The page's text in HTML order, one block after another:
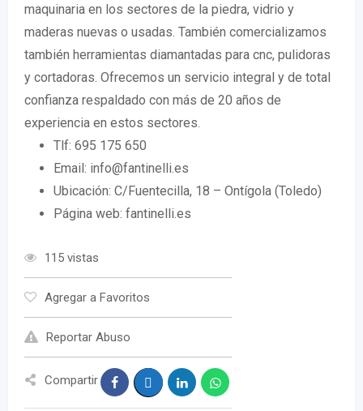
maquinaria en los sectores de la piedra, vidrio y
maderas nuevas o usadas. También comercializamos
también herramientas diamantadas para cnc, pulidoras
y cortadoras. Ofrecemos un servicio integral y de total
confianza respaldado con más de 20 años de
experiencia en estos sectores.
Tlf: 695 175 650
Email: info@fantinelli.es
Ubicación: C/Fuentecilla, 18 – Ontígola (Toledo)
Página web: fantinelli.es
115 vistas
Agregar a Favoritos
Reportar Abuso
Compartir